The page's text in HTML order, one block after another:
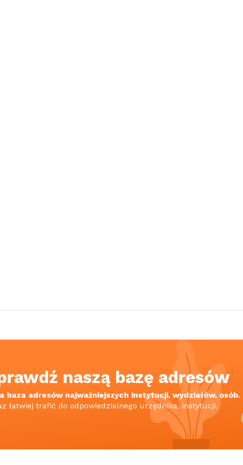
naszą bazę adresów
baza adresów najważniejszych instytucji, wydziałów, osób.
łatwiej trafić do odpowiedzialnego urzędnika, instytucji.